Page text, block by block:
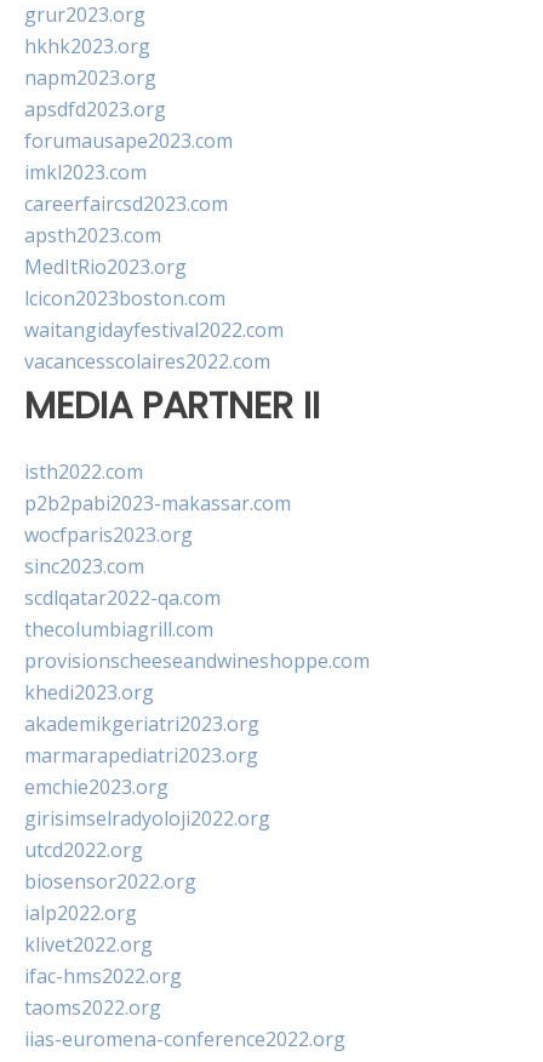
grur2023.org
hkhk2023.org
napm2023.org
apsdfd2023.org
forumausape2023.com
imkl2023.com
careerfaircsd2023.com
apsth2023.com
MedItRio2023.org
lcicon2023boston.com
waitangidayfestival2022.com
vacancesscolaires2022.com
MEDIA PARTNER II
isth2022.com
p2b2pabi2023-makassar.com
wocfparis2023.org
sinc2023.com
scdlqatar2022-qa.com
thecolumbiagrill.com
provisionscheeseandwineshoppe.com
khedi2023.org
akademikgeriatri2023.org
marmarapediatri2023.org
emchie2023.org
girisimselradyoloji2022.org
utcd2022.org
biosensor2022.org
ialp2022.org
klivet2022.org
ifac-hms2022.org
taoms2022.org
iias-euromena-conference2022.org